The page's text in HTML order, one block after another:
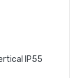
IP55